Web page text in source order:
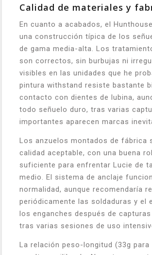
Calidad de materiales y
En cuanto a acabados, el
una construcción típica de los
de gama media-alta. Los
son correctos, sin burbujas ni
visibles en las unidades que he
pintura withstand resiste bastante
contacto con dientes de lubina,
todo señuelo duro, tras varias
importantes aparecen marcas
Los anzuelos montados de fábrica
calidad aceptable, con una buena
suficiente para enfrentar Lucie de
medio. El sistema de anclaje
normalidad, aunque recomendaría
periódicamente las soldaduras y el
los enganches después de
tras varias sesiones de uso
La relación peso-longitud (33g para